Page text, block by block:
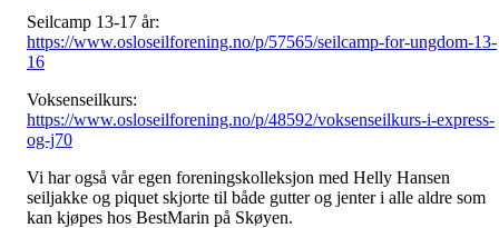
Seilcamp 13-17 år:
https://www.osloseilforening.no/p/57565/seilcamp-for-ungdom-13-
16
Voksenseilkurs:
https://www.osloseilforening.no/p/48592/voksenseilkurs-i-express-
og-j70
Vi har også vår egen foreningskolleksjon med Helly Hansen
seiljakke og piquet skjorte til både gutter og jenter i alle aldre som
kan kjøpes hos BestMarin på Skøyen.